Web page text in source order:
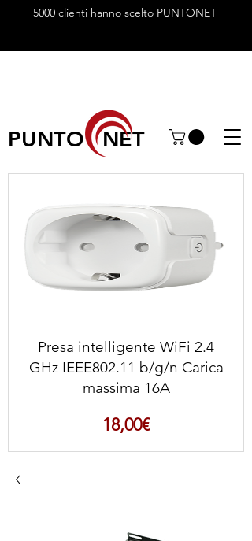
5000 clienti hanno scelto PUNTONET
PUNTO NET
Presa intelligente WiFi 2.4
GHz IEEE802.11 b/g/n Carica
massima 16A
18,00€Prezzo